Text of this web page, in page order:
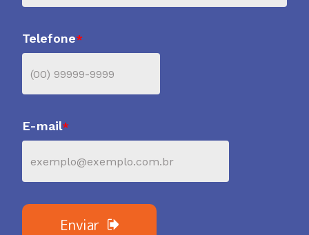
Telefone*
E-mail*
Enviar